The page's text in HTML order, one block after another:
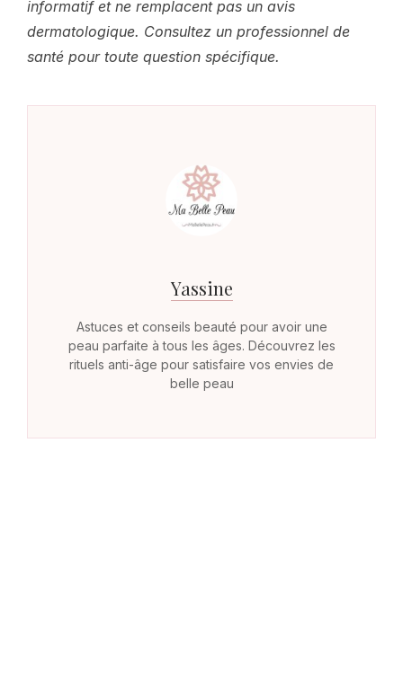
informatif et ne remplacent pas un avis
dermatologique. Consultez un professionnel de
santé pour toute question spécifique.
Yassine
Astuces et conseils beauté pour avoir une
peau parfaite à tous les âges. Découvrez les
rituels anti-âge pour satisfaire vos envies de
belle peau